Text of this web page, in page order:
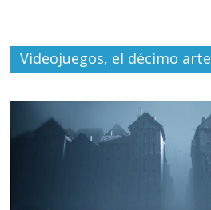
Videojuegos, el décimo arte